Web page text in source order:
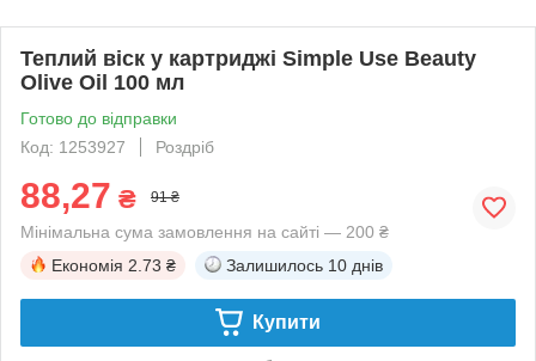
Теплий віск у картриджі Simple Use Beauty
Olive Oil 100 мл
Готово до відправки
Код: 1253927
Роздріб
88,27 ₴ 91 ₴
Мінімальна сума замовлення на сайті — 200 ₴
Економія 2.73 ₴ Залишилось 10 днів
Купити